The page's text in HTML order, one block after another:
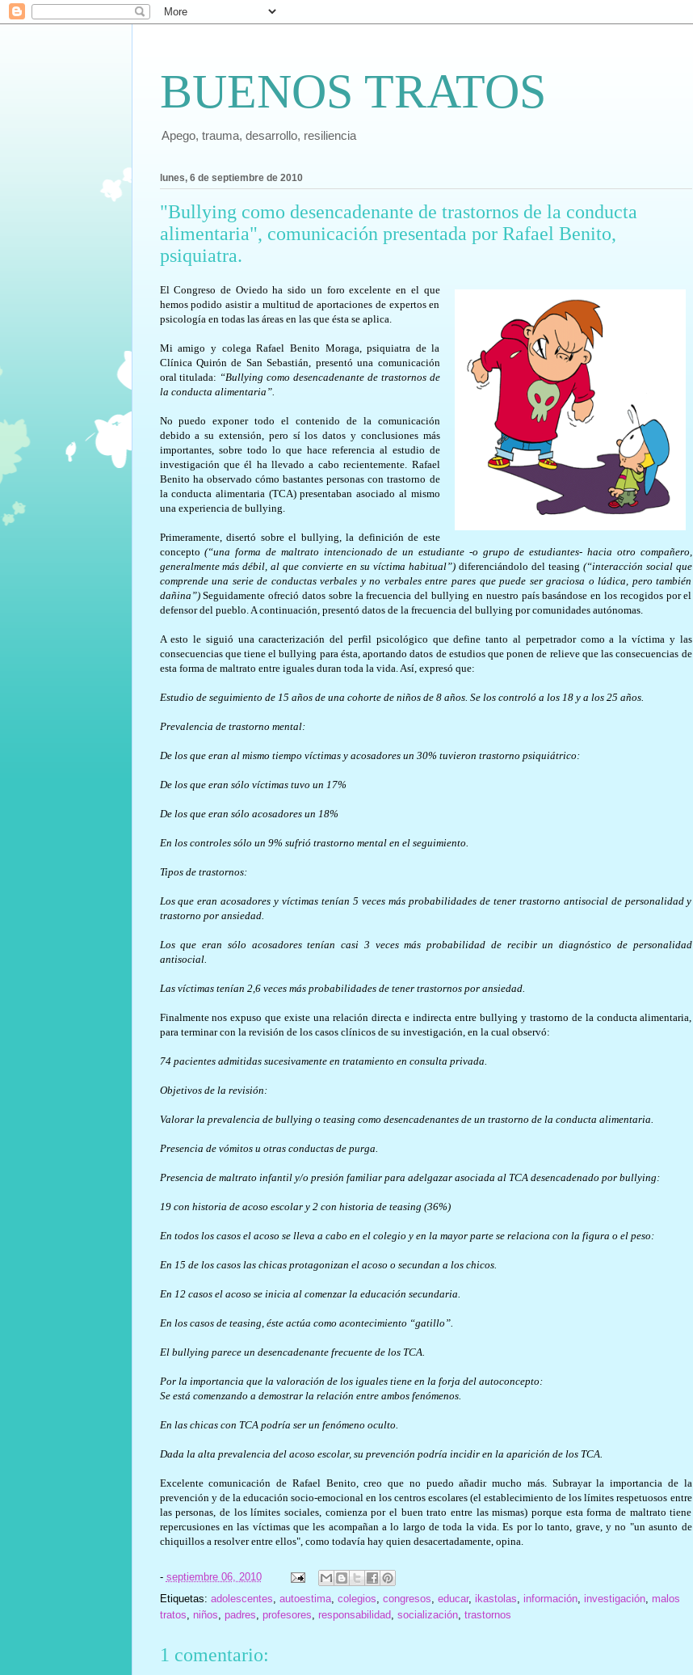
BUENOS TRATOS
Apego, trauma, desarrollo, resiliencia
lunes, 6 de septiembre de 2010
"Bullying como desencadenante de trastornos de la conducta
alimentaria", comunicación presentada por Rafael Benito,
psiquiatra.
El Congreso de Oviedo ha sido un foro excelente en el que
hemos podido asistir a multitud de aportaciones de expertos en
psicología en todas las áreas en las que ésta se aplica.
Mi amigo y colega Rafael Benito Moraga, psiquiatra de la
Clínica Quirón de San Sebastián, presentó una comunicación
oral titulada: “Bullying como desencadenante de trastornos de
la conducta alimentaria”.
No puedo exponer todo el contenido de la comunicación
debido a su extensión, pero sí los datos y conclusiones más
importantes, sobre todo lo que hace referencia al estudio de
investigación que él ha llevado a cabo recientemente. Rafael
Benito ha observado cómo bastantes personas con trastorno de
la conducta alimentaria (TCA) presentaban asociado al mismo
una experiencia de bullying.
Primeramente, disertó sobre el bullying, la definición de este
concepto(“una forma de maltrato intencionado de un estudiante -o grupo de estudiantes- hacia otro compañero,
generalmente más débil, al que convierte en su víctima habitual”)diferenciándolo del teasing (“interacción social que
comprende una serie de conductas verbales y no verbales entre pares que puede ser graciosa o lúdica, pero también
dañina”)Seguidamente ofreció datos sobre la frecuencia del bullying en nuestro país basándose en los recogidos por el
defensor del pueblo. A continuación, presentó datos de la frecuencia del bullying por comunidades autónomas.
A esto le siguió una caracterización del perfil psicológico que define tanto al perpetrador como a la víctima y las
consecuencias que tiene el bullying para ésta, aportando datos de estudios que ponen de relieve que las consecuencias de
esta forma de maltrato entre iguales duran toda la vida. Así, expresó que:
Estudio de seguimiento de 15 años de una cohorte de niños de 8 años. Se los controló a los 18 y a los 25 años.
Prevalencia de trastorno mental:
De los que eran al mismo tiempo víctimas y acosadores un 30% tuvieron trastorno psiquiátrico:
De los que eran sólo víctimas tuvo un 17%
De los que eran sólo acosadores un 18%
En los controles sólo un 9% sufrió trastorno mental en el seguimiento.
Tipos de trastornos:
Los que eran acosadores y víctimas tenían 5 veces más probabilidades de tener trastorno antisocial de personalidad y
trastorno por ansiedad.
Los que eran sólo acosadores tenían casi 3 veces más probabilidad de recibir un diagnóstico de personalidad
antisocial.
Las víctimas tenían 2,6 veces más probabilidades de tener trastornos por ansiedad.
Finalmente nos expuso que existe una relación directa e indirecta entre bullying y trastorno de la conducta alimentaria,
para terminar con la revisión de los casos clínicos de su investigación, en la cual observó:
74 pacientes admitidas sucesivamente en tratamiento en consulta privada.
Objetivos de la revisión:
Valorar la prevalencia de bullying o teasing como desencadenantes de un trastorno de la conducta alimentaria.
Presencia de vómitos u otras conductas de purga.
Presencia de maltrato infantil y/o presión familiar para adelgazar asociada al TCA desencadenado por bullying:
19 con historia de acoso escolar y 2 con historia de teasing (36%)
En todos los casos el acoso se lleva a cabo en el colegio y en la mayor parte se relaciona con la figura o el peso:
En 15 de los casos las chicas protagonizan el acoso o secundan a los chicos.
En 12 casos el acoso se inicia al comenzar la educación secundaria.
En los casos de teasing, éste actúa como acontecimiento “gatillo”.
El bullying parece un desencadenante frecuente de los TCA.
Por la importancia que la valoración de los iguales tiene en la forja del autoconcepto:
Se está comenzando a demostrar la relación entre ambos fenómenos.
En las chicas con TCA podría ser un fenómeno oculto.
Dada la alta prevalencia del acoso escolar, su prevención podría incidir en la aparición de los TCA.
Excelente comunicación de Rafael Benito, creo que no puedo añadir mucho más. Subrayar la importancia de la
prevención y de la educación socio-emocional en los centros escolares (el establecimiento de los límites respetuosos entre
las personas, de los límites sociales, comienza por el buen trato entre las mismas) porque esta forma de maltrato tiene
repercusiones en las víctimas que les acompañan a lo largo de toda la vida. Es por lo tanto, grave, y no "un asunto de
chiquillos a resolver entre ellos", como todavía hay quien desacertadamente, opina.
- septiembre 06, 2010
Etiquetas: adolescentes autoestima, colegios congresos educar, ikastolas información, investigación, malos
tratos
niños padres profesores responsabilidad, socialización, trastornos
1 comentario: